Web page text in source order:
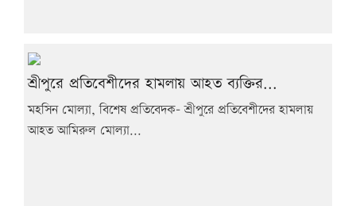
শ্রীপুরে প্রতিবেশীদের হামলায় আহত ব্যক্তির...
মহসিন মোল্যা, বিশেষ প্রতিবেদক- শ্রীপুরে প্রতিবেশীদের হামলায়
আহত আমিরুল মোল্যা...